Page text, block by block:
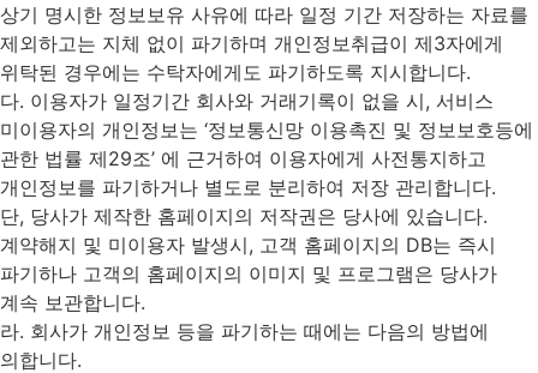
상기 명시한 정보보유 사유에 따라 일정 기간 저장하는 자료를
제외하고는 지체 없이 파기하며 개인정보취급이 제3자에게
위탁된 경우에는 수탁자에게도 파기하도록 지시합니다.
다. 이용자가 일정기간 회사와 거래기록이 없을 시, 서비스
미이용자의 개인정보는 ‘정보통신망 이용촉진 및 정보보호등에
관한 법률 제29조’ 에 근거하여 이용자에게 사전통지하고
개인정보를 파기하거나 별도로 분리하여 저장 관리합니다.
단, 당사가 제작한 홈페이지의 저작권은 당사에 있습니다.
계약해지 및 미이용자 발생시, 고객 홈페이지의 DB는 즉시
파기하나 고객의 홈페이지의 이미지 및 프로그램은 당사가
계속 보관합니다.
라. 회사가 개인정보 등을 파기하는 때에는 다음의 방법에
의합니다.